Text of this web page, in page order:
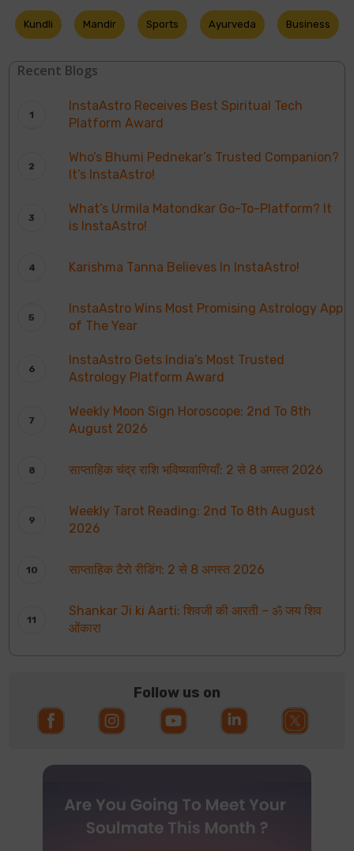
Kundli Mandir Sports Ayurveda Business
Recent Blogs
InstaAstro Receives Best Spiritual Tech
Platform Award
Who’s Bhumi Pednekar’s Trusted Companion?
It’s InstaAstro!
What’s Urmila Matondkar Go-To-Platform? It
is InstaAstro!
Karishma Tanna Believes In InstaAstro!
InstaAstro Wins Most Promising Astrology App
of The Year
InstaAstro Gets India’s Most Trusted
Astrology Platform Award
Weekly Moon Sign Horoscope: 2nd To 8th
August 2026
साप्ताहिक चंद्र राशि भविष्यवाणियाँ: 2 से 8 अगस्त 2026
Weekly Tarot Reading: 2nd To 8th August
2026
साप्ताहिक टैरो रीडिंग: 2 से 8 अगस्त 2026
Shankar Ji ki Aarti: शिवजी की आरती – ॐ जय शिव
ओंकारा
Follow us on